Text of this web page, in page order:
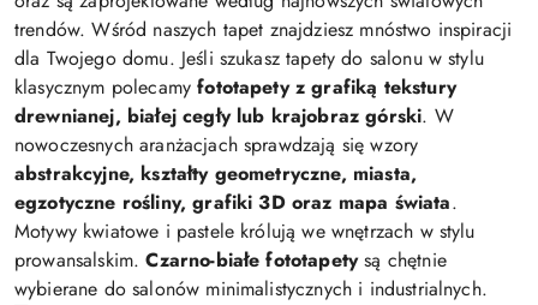
trendów. Wśród naszych tapet znajdziesz mnóstwo inspiracji
dla Twojego domu. Jeśli szukasz tapety do salonu w stylu
klasycznym polecamyfototapety z grafiką tekstury
drewnianej, białej cegły lub krajobraz górski. W
nowoczesnych aranżacjach sprawdzają się wzory
abstrakcyjne, kształty geometryczne, miasta,
egzotyczne rośliny, grafiki 3D oraz mapa świata.
Motywy kwiatowe i pastele królują we wnętrzach w stylu
prowansalskim.Czarno-białe fototapetysą chętnie
wybierane do salonów minimalistycznych i industrialnych.